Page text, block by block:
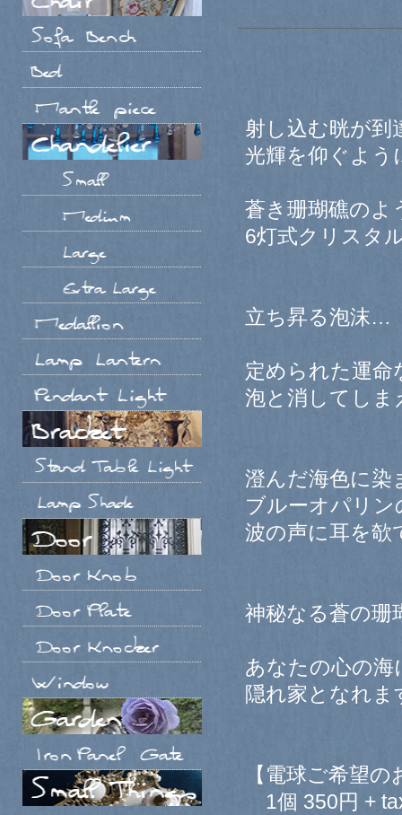
射し込む晄が到
光輝を仰ぐよ
蒼き珊瑚礁のよ
6灯式クリスタ
立ち昇る泡沫…
定められた運命
泡と消してしま
澄んだ海色に染
ブルーオパリ
波の声に耳を欹
神秘なる蒼の珊
あなたの心の海
隠れ家となれ
【電球ご希望の
1個 350円 +